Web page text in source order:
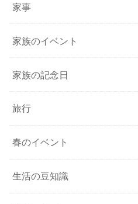
家事
家族のイベント
家族の記念日
旅行
春のイベント
生活の豆知識